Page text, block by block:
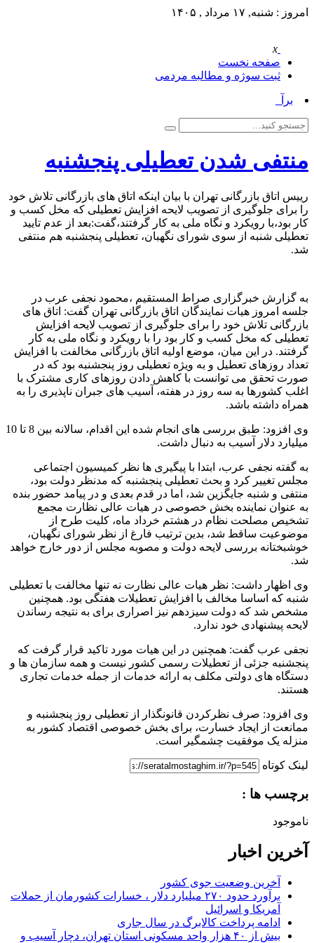
امروز : شنبه, ۱۷ مرداد , ۱۴۰۵
x
صفحه نخست
ثبت سوژه و مطالبه مردمی
برآور_
منتفی شدن تعطیلی پنجشنبه
رییس اتاق بازرگانی تهران با بیان اینکه اتاق های بازرگانی تلاش خود
را برای جلوگیری از تصویب لایحه افزایش تعطیلی که مخل کسب و
کار بود،با رویکرد و نگاه ملی به کار گرفتند،گفت:بعد از عدم تایید
تعطیلی شنبه از سوی شورای نگهبان، تعطیلی پنجشنبه هم منتفی
شد.
به گزارش خبرگزاری صراط المستقیم ،محمود نجفی عرب در
جلسه امروز هیات نمایندگان اتاق بازرگانی تهران گفت: اتاق های
بازرگانی تلاش خود را برای جلوگیری از تصویب لایحه افزایش
تعطیلی که مخل کسب و کار بود را با رویکرد و نگاه ملی به کار
گرفتند. در این میان، موضع اولیه اتاق بازرگانی مخالفت با افزایش
تعداد روزهای تعطیل و به ویژه تعطیلی روز پنجشنبه بود که در
صورت تحقق می توانست با کاهش دادن روزهای کاری مشترک با
اغلب کشورها به سه روز در هفته، آسیب های جبران ناپذیری را به
همراه داشته باشد.
وی افزود: طبق بررسی های انجام شده این اقدام، سالانه بین 8 تا 10
میلیارد دلار آسیب به دنبال داشت.
به گفته نجفی عرب، ابتدا با پیگیری ها نظر کمیسیون اجتماعی
مجلس تغییر کرد و بحث تعطیلی پنجشنبه که مدنظر دولت بود،
منتفی و شنبه جایگزین شد، اما در قدم بعدی و در پیامد حضور بنده
به عنوان نماینده بخش خصوصی در هیات عالی نظارت مجمع
تشخیص مصلحت نظام در هشتم خرداد ماه، کلیت طرح از
موضوعیت ساقط شد، بدین ترتیب فارغ از نظر شورای نگهبان،
خوشبختانه بررسی لایحه دولت و مصوبه مجلس از دور خارج خواهد
شد.
وی اظهار داشت: نظر هیات عالی نظارت نه تنها مخالفت با تعطیلی
شنبه که اساسا مخالف با افزایش تعطیلات هفتگی بود. همچنین
مشخص شد که دولت سیزدهم نیز اصراری برای به نتیجه رساندن
لایحه پیشنهادی خود ندارد.
نجفی عرب گفت: همچنین در این هیات مورد تاکید قرار گرفت که
پنجشنبه جزئی از تعطیلات رسمی کشور نیست و همه سازمان ها و
دستگاه های دولتی مکلف به ارائه خدمات از جمله خدمات تجاری
هستند.
وی افزود: صرف نظرکردن قانونگذار از تعطیلی روز پنجشنبه و
ممانعت از ایجاد خسارت، برای بخش خصوصی اقتصاد کشور به
منزله یک موفقیت چشمگیر است.
لینک کوتاه
برچسب ها :
ناموجود
آخرین اخبار
آخرین وضعیت جوی کشور
برآورد حدود ۲۷۰ میلیارد دلار ، خسارات کشورمان از حملات
آمریکا و اسرائیل
ادامه پرداخت کالابرگ در سال جاری
بیش از ۴۰ هزار واحد مسکونی استان تهران، دچار آسیب و